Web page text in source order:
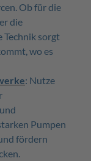
Ob für die
die
Technik sorgt
wo es
: Nutze
Pumpen
fördern